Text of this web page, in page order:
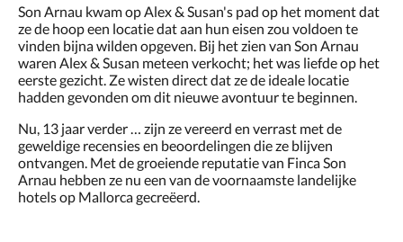
Son Arnau kwam op Alex & Susan's pad op het moment dat
ze de hoop een locatie dat aan hun eisen zou voldoen te
vinden bijna wilden opgeven. Bij het zien van Son Arnau
waren Alex & Susan meteen verkocht; het was liefde op het
eerste gezicht. Ze wisten direct dat ze de ideale locatie
hadden gevonden om dit nieuwe avontuur te beginnen.
Nu, 13 jaar verder … zijn ze vereerd en verrast met de
geweldige recensies en beoordelingen die ze blijven
ontvangen. Met de groeiende reputatie van Finca Son
Arnau hebben ze nu een van de voornaamste landelijke
hotels op Mallorca gecreëerd.